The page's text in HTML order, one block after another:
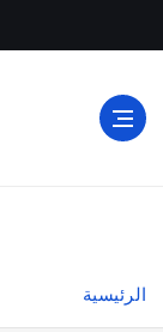
الرئيسية